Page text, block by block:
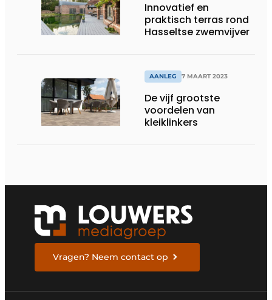
Innovatief en
praktisch terras rond
Hasseltse zwemvijver
AANLEG 7 MAART 2023
De vijf grootste
voordelen van
kleiklinkers
Vragen? Neem contact op